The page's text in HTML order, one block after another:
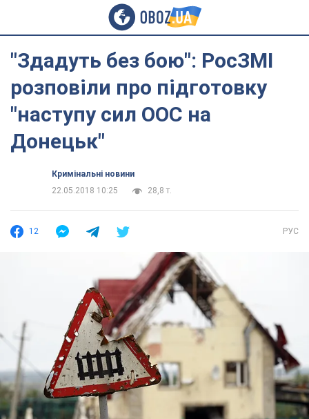
"Здадуть без бою": РосЗМІ
розповіли про підготовку
"наступу сил ООС на
Донецьк"
Кримінальні новини
22.05.2018 10:25
28,8 т.
12 РУС